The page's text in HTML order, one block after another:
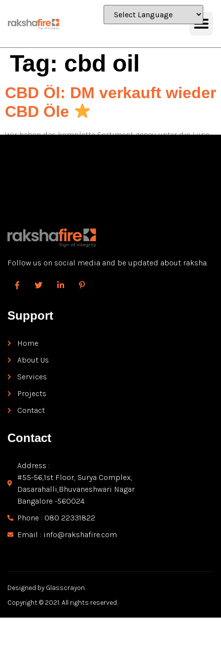
Tag: cbd oil
CBD Öl: DM verkauft wieder
CBD Öle
Wir haben das komplette Sortiment genau unter die Lupe
Follow us on social media and be updated about raksha.
Support
Home
About Us
Services
Projects
Contact
Contact
Address :
#55-56,1st Floor, Surya Complex,
Dasarahalli,Bhuvaneshwari Nagar
Bangalore -560024.
Phone : 080 22331822
Email : info@rakshafire.com
Designed by Glasscrayon.
Copyright © 2021. All rights reserved.